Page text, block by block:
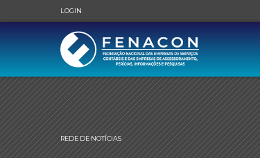
LOGIN
REDE DE NOTÍCIAS